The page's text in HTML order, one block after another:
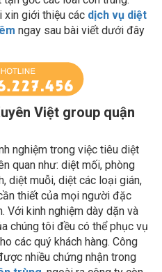
xin giới thiệu cácdịch vụ diệt
ngay sau bài viết dưới đây
Việt group quận
nghiệm trong việc tiêu diệt
quan như: diệt mối, phòng
diệt muỗi, diệt các loại gián,
thiết của mọi người đặc
Với kinh nghiệm dày dặn và
chúng tôi đều có thể phục vụ
các quý khách hàng. Công
nhiều chứng nhận trong
trùng, ngoài ra công ty còn